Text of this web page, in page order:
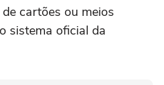
cartões ou meios
sistema oficial da